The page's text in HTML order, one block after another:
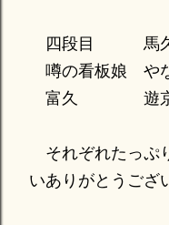
四段目 馬
噂の看板娘 や
富久 遊
それぞれたっぷ
いありがとうござ